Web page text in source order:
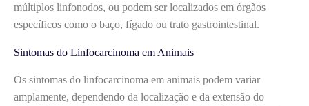
múltiplos linfonodos, ou podem ser localizados em órgãos
específicos como o baço, fígado ou trato gastrointestinal.
Sintomas do Linfocarcinoma em Animais
Os sintomas do linfocarcinoma em animais podem variar
amplamente, dependendo da localização e da extensão do